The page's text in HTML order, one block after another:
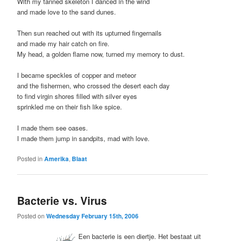
and made love to the sand dunes.
Then sun reached out with its upturned fingernails
and made my hair catch on fire.
My head, a golden flame now, turned my memory to dust.
I became speckles of copper and meteor
and the fishermen, who crossed the desert each day
to find virgin shores filled with silver eyes
sprinkled me on their fish like spice.
I made them see oases.
I made them jump in sandpits, mad with love.
Posted in Amerika, Blaat
Bacterie vs. Virus
Posted onWednesday February 15th, 2006
Een bacterie is een diertje. Het bestaat uit